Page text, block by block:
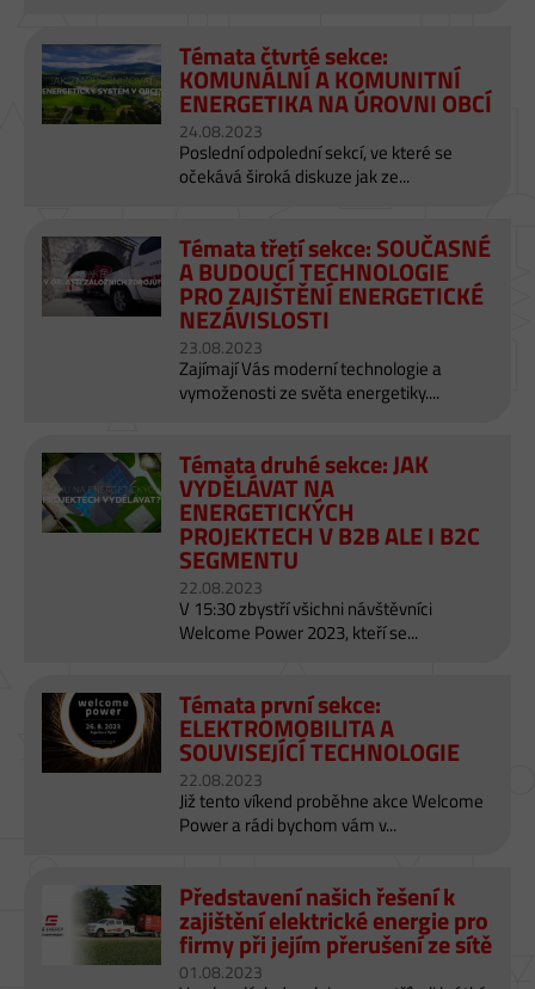
Témata čtvrté sekce:
KOMUNÁLNÍ A KOMUNITNÍ
ENERGETIKA NA ÚROVNI OBCÍ
24.08.2023
Poslední odpolední sekcí, ve které se
očekává široká diskuze jak ze...
Témata třetí sekce: SOUČASNÉ
A BUDOUCÍ TECHNOLOGIE
PRO ZAJIŠTĚNÍ ENERGETICKÉ
NEZÁVISLOSTI
23.08.2023
Zajímají Vás moderní technologie a
vymoženosti ze světa energetiky....
Témata druhé sekce: JAK
VYDĚLÁVAT NA
ENERGETICKÝCH
PROJEKTECH V B2B ALE I B2C
SEGMENTU
22.08.2023
V 15:30 zbystří všichni návštěvníci
Welcome Power 2023, kteří se...
Témata první sekce:
ELEKTROMOBILITA A
SOUVISEJÍCÍ TECHNOLOGIE
22.08.2023
Již tento víkend proběhne akce Welcome
Power a rádi bychom vám v...
Představení našich řešení k
zajištění elektrické energie pro
firmy při jejím přerušení ze sítě
01.08.2023